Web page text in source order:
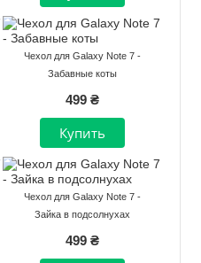
Чехол для Galaxy Note 7 -
Забавные коты
499 ₴
Чехол для Galaxy Note 7 -
Зайка в подсолнухах
499 ₴